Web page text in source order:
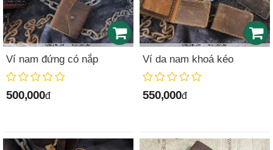
Ví nam đứng có nắp
500,000đ
Ví da nam khoá kéo
550,000đ